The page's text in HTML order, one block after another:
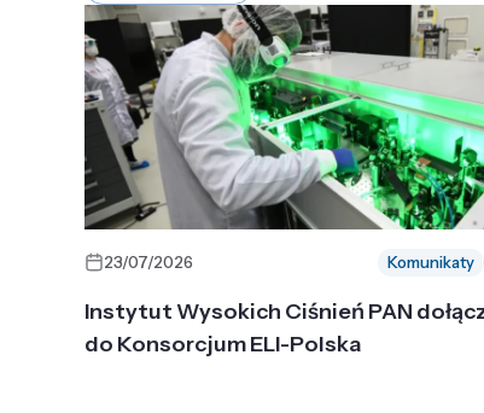
23/07/2026 Komunikaty
Instytut Wysokich Ciśnień PAN
do Konsorcjum ELI-Polska